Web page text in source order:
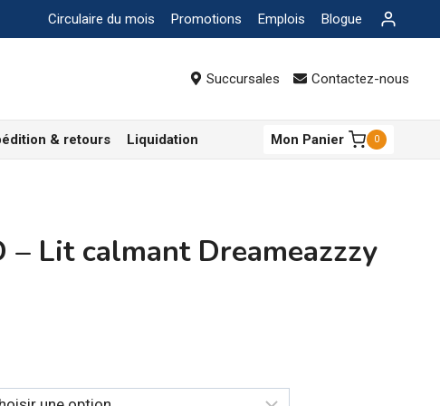
Circulaire du mois Promotions Emplois Blogue
Succursales Contactez-nous
& retours Liquidation Mon Panier 0
– Lit calmant Dreameazzzy
Plage